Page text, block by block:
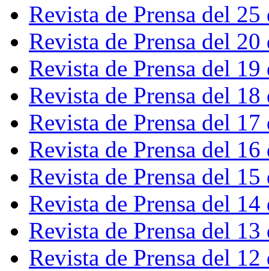
Revista de Prensa del
Revista de Prensa del
Revista de Prensa del
Revista de Prensa del
Revista de Prensa del
Revista de Prensa del
Revista de Prensa del
Revista de Prensa del
Revista de Prensa del
Revista de Prensa del